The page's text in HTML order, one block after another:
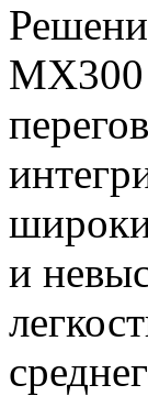
MX300
и